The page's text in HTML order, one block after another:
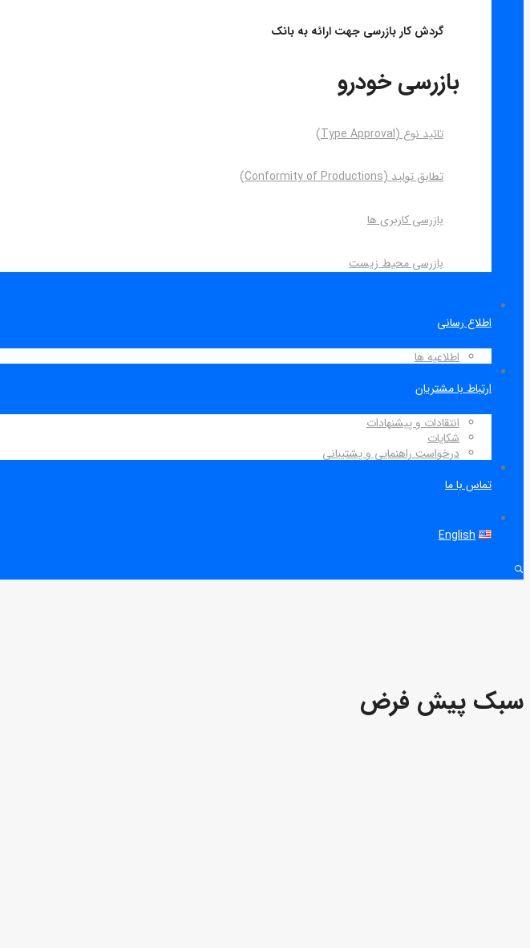
گردش کار بازرسی جهت ارائه به بانک
بازرسی خودرو
تائید نوع (Type Approval)
تطابق تولید (Conformity of Productions)
بازرسی کاربری ها
بازرسی محیط زیست
اطلاع رسانی
اطلاعیه ها
ارتباط با مشتریان
انتقادات و پیشنهادات
شکایات
درخواست راهنمایی و پشتیبانی
تماس با ما
English
سبک پیش فرض